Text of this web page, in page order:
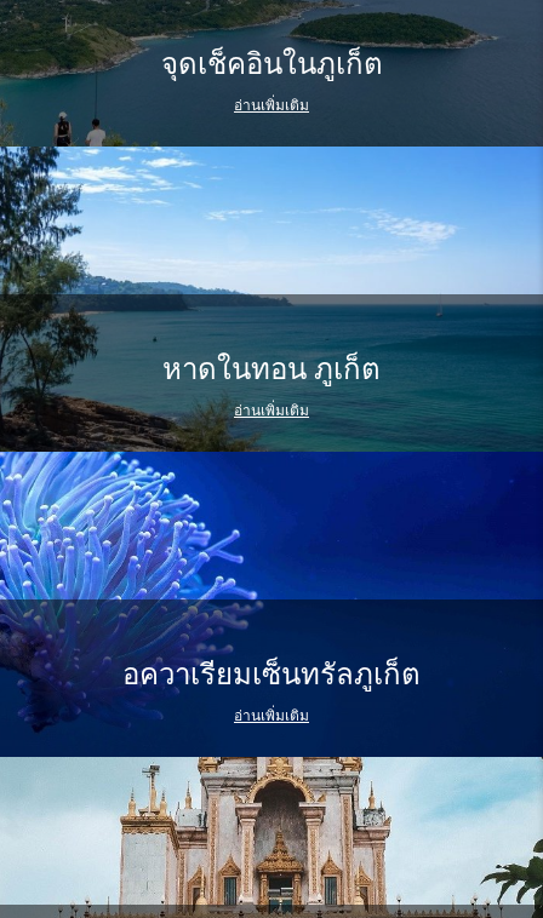
จุดเช็คอินในภูเก็ต
อ่านเพิ่มเติม
หาดในทอน ภูเก็ต
อ่านเพิ่มเติม
อควาเรียมเซ็นทรัลภูเก็ต
อ่านเพิ่มเติม